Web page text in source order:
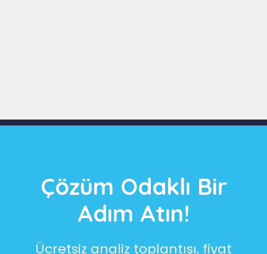
Çözüm Odaklı Bir
Adım Atın!
Ücretsiz analiz toplantısı, fiyat